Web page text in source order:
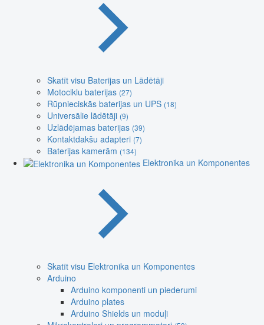
Skatīt visu Baterijas un Lādētāji
Motociklu baterijas (27)
Rūpnieciskās baterijas un UPS (18)
Universālie lādētāji (9)
Uzlādējamas baterijas (39)
Kontaktdakšu adapteri (7)
Baterijas kamerām (134)
Elektronika un Komponentes
Skatīt visu Elektronika un Komponentes
Arduino
Arduino komponenti un piederumi
Arduino plates
Arduino Shields un moduļi